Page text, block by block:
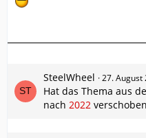
SteelWheel 27. August
Hat das Thema aus
nach 2022